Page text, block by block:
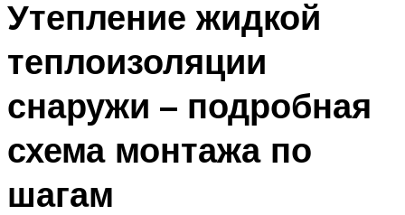
Утепление жидкой
теплоизоляции
снаружи – подробная
схема монтажа по
шагам